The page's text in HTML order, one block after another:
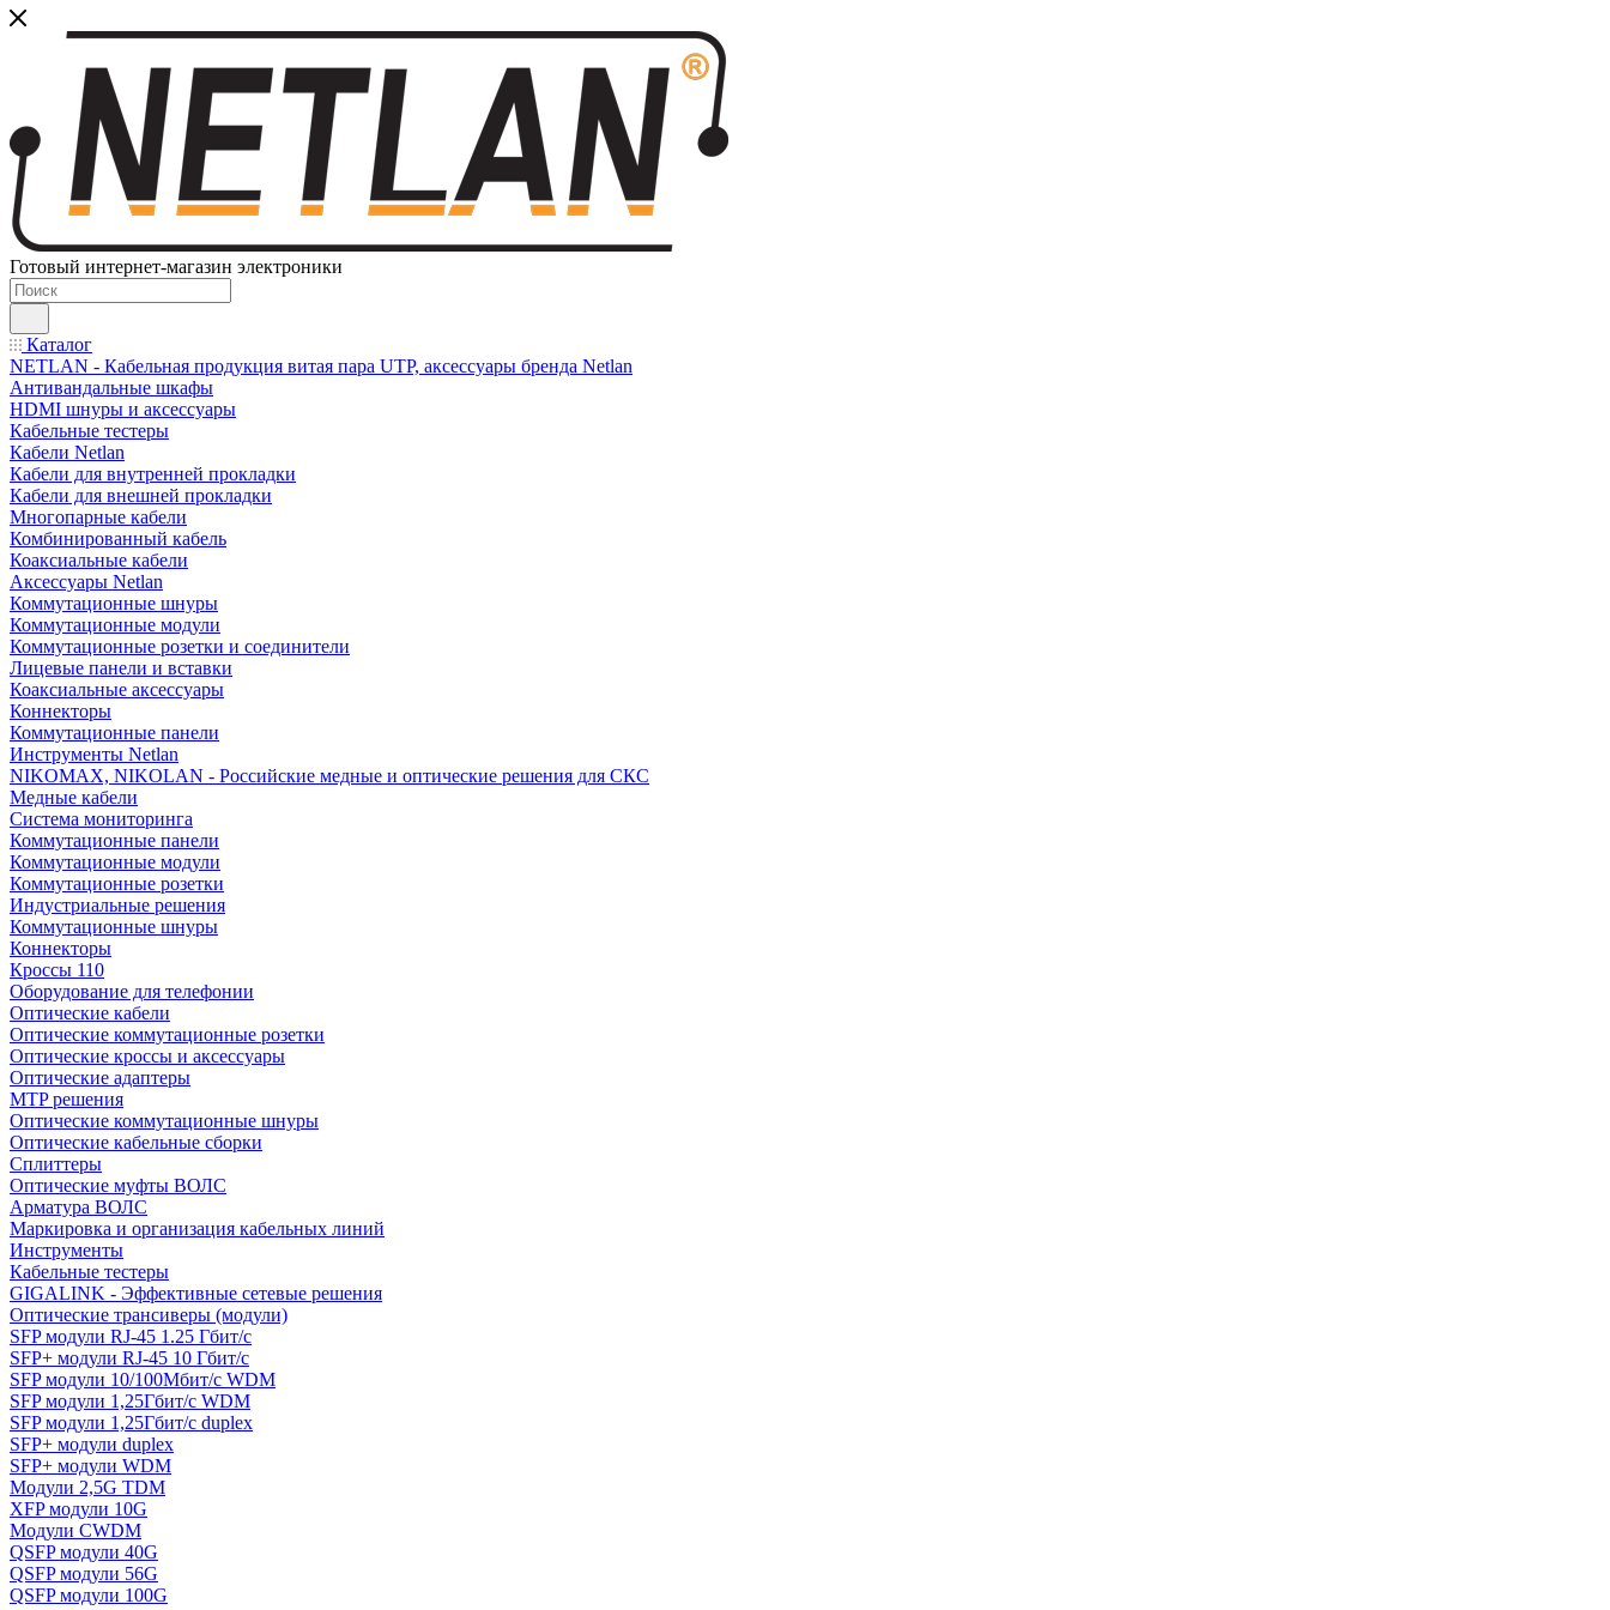
Готовый интернет-магазин электроники
Каталог
NETLAN - Кабельная продукция витая пара UTP, аксессуары бренда Netlan
Антивандальные шкафы
HDMI шнуры и аксессуары
Кабельные тестеры
Кабели Netlan
Кабели для внутренней прокладки
Кабели для внешней прокладки
Многопарные кабели
Комбинированный кабель
Коаксиальные кабели
Аксессуары Netlan
Коммутационные шнуры
Коммутационные модули
Коммутационные розетки и соединители
Лицевые панели и вставки
Коаксиальные аксессуары
Коннекторы
Коммутационные панели
Инструменты Netlan
NIKOMAX, NIKOLAN - Российские медные и оптические решения для СКС
Медные кабели
Система мониторинга
Коммутационные панели
Коммутационные модули
Коммутационные розетки
Индустриальные решения
Коммутационные шнуры
Коннекторы
Кроссы 110
Оборудование для телефонии
Оптические кабели
Оптические коммутационные розетки
Оптические кроссы и аксессуары
Оптические адаптеры
MTP решения
Оптические коммутационные шнуры
Оптические кабельные сборки
Сплиттеры
Оптические муфты ВОЛС
Арматура ВОЛС
Маркировка и организация кабельных линий
Инструменты
Кабельные тестеры
GIGALINK - Эффективные сетевые решения
Оптические трансиверы (модули)
SFP модули RJ-45 1.25 Гбит/c
SFP+ модули RJ-45 10 Гбит/c
SFP модули 10/100Мбит/с WDM
SFP модули 1,25Гбит/с WDM
SFP модули 1,25Гбит/с duplex
SFP+ модули duplex
SFP+ модули WDM
Модули 2,5G TDM
XFP модули 10G
Модули CWDM
QSFP модули 40G
QSFP модули 56G
QSFP модули 100G